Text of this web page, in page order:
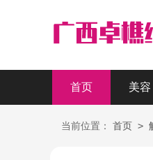
首页 美容
当前位置： 首页 >